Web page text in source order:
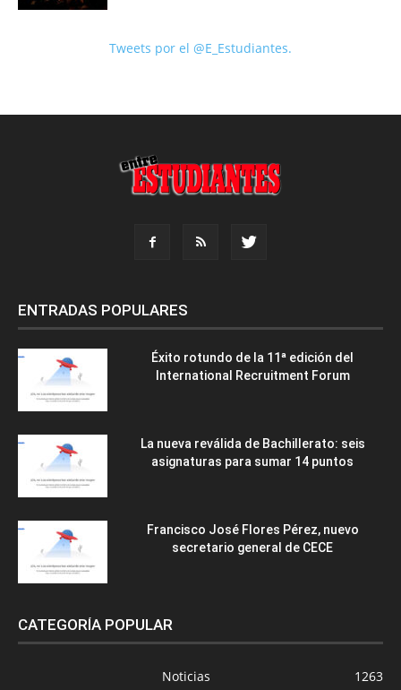
Tweets por el @E_Estudiantes.
ENTRADAS POPULARES
Éxito rotundo de la 11ª edición del
International Recruitment Forum
La nueva reválida de Bachillerato: seis
asignaturas para sumar 14 puntos
Francisco José Flores Pérez, nuevo
secretario general de CECE
CATEGORÍA POPULAR
Noticias 1263